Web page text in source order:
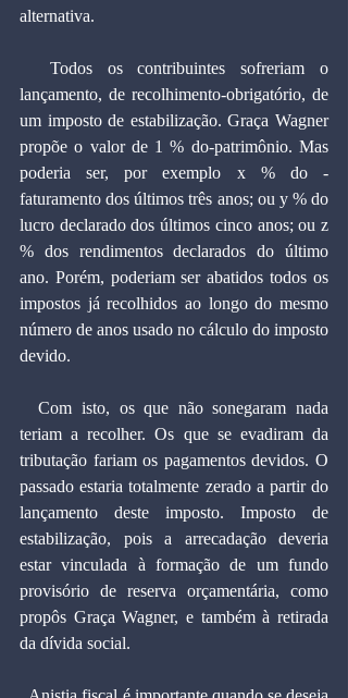
alternativa.
lançamento, de recolhimento-obrigatório, de
um imposto de estabilização. Graça Wagner
propõe o valor de 1 % do-patrimônio. Mas
poderia ser, por exemplo x % do -
faturamento dos últimos três anos; ou y % do
lucro declarado dos últimos cinco anos; ou z
% dos rendimentos declarados do último
ano. Porém, poderiam ser abatidos todos os
impostos já recolhidos ao longo do mesmo
número de anos usado no cálculo do imposto
devido.
  Com isto, os que não sonegaram nada
teriam a recolher. Os que se evadiram da
tributação fariam os pagamentos devidos. O
passado estaria totalmente zerado a partir do
lançamento deste imposto. Imposto de
estabilização, pois a arrecadação deveria
estar vinculada à formação de um fundo
provisório de reserva orçamentária, como
propôs Graça Wagner, e também à retirada
da dívida social.